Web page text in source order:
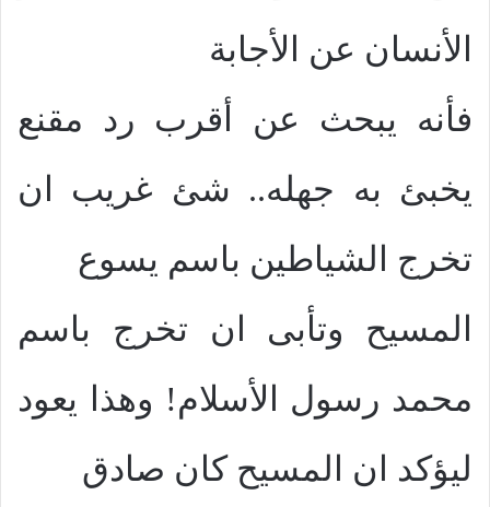
الأنسان عن الأجابة
فأنه يبحث عن أقرب رد مقنع
يخبئ به جهله.. شئ غريب ان
تخرج الشياطين باسم يسوع
المسيح وتأبى ان تخرج باسم
محمد رسول الأسلام! وهذا يعود
ليؤكد ان المسيح كان صادق